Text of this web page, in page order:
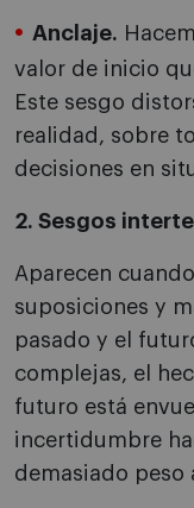
Anclaje.
valor de inicio
Este sesgo
realidad, sobre
decisiones en
2. Sesgos
Aparecen
suposiciones y
pasado y el
complejas, el
futuro está
incertidumbre
demasiado peso